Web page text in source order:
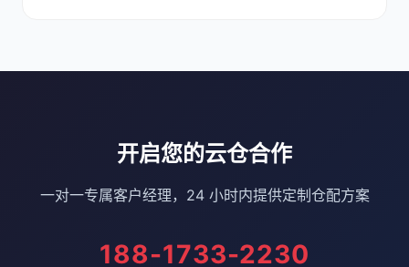
开启您的云仓合作
一对一专属客户经理，24 小时内提供定制仓配方案
188-1733-2230